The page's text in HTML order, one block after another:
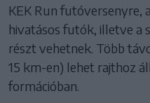
KEK Run futóversenyre,
hivatásos futók, illetve a
részt vehetnek. Több
15 km-en) lehet rajthoz
formációban.